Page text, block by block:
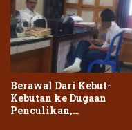
Berawal Dari Kebut-
Kebutan ke Dugaan
Penculikan,